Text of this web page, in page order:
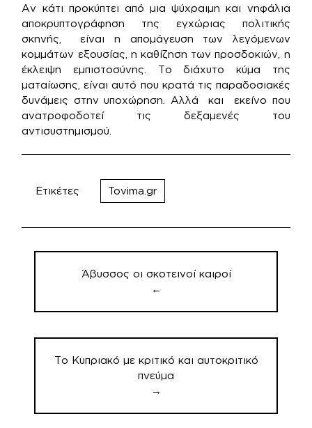
Αν κάτι προκύπτει από μια ψύχραιμη και νηφάλια
αποκρυπτογράφηση της εγχώριας πολιτικής
σκηνής, είναι η απομάγευση των λεγόμενων
κομμάτων εξουσίας, η καθίζηση των προσδοκιών, η
έκλειψη εμπιστοσύνης. Το διάχυτο κύμα της
ματαίωσης, είναι αυτό που κρατά τις παραδοσιακές
δυνάμεις στην υποχώρηση. Αλλά και εκείνο που
ανατροφοδοτεί τις δεξαμενές του
αντισυστημισμού.
Ετικέτες Tovima.gr
Πλοήγηση
άρθρωνΆβυσσος οι σκοτεινοί καιροί
←
Το Κυπριακό με κριτικό και αυτοκριτικό
πνεύμα
→